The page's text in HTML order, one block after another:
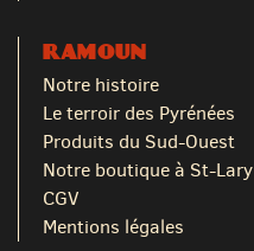
RAMOUN
Notre histoire
Le terroir des Pyrénées
Produits du Sud-Ouest
Notre boutique à St-Lary
CGV
Mentions légales